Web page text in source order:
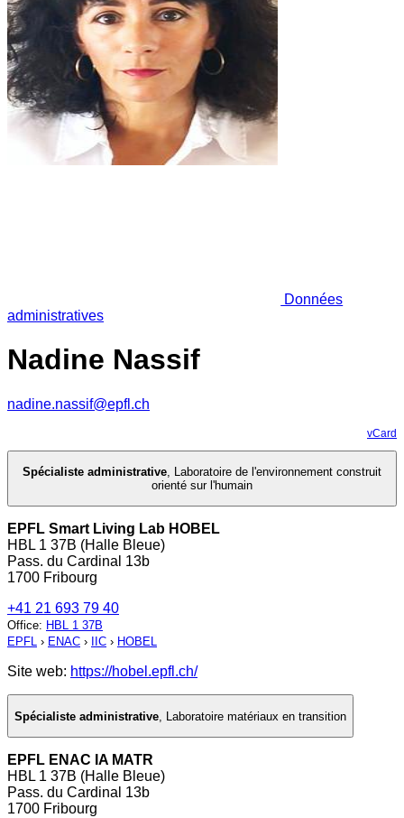
Données
administratives
Nadine Nassif
nadine.nassif@epfl.ch
vCard
Spécialiste administrative, Laboratoire de l'environnement construit
orienté sur l'humain
EPFL Smart Living Lab HOBEL
HBL 1 37B (Halle Bleue)
Pass. du Cardinal 13b
1700 Fribourg
+41 21 693 79 40
Office: HBL 1 37B
EPFL › ENAC › IIC › HOBEL
Site web: https://hobel.epfl.ch/
Spécialiste administrative Laboratoire matériaux en transition
EPFL ENAC IA MATR
HBL 1 37B (Halle Bleue)
Pass. du Cardinal 13b
1700 Fribourg